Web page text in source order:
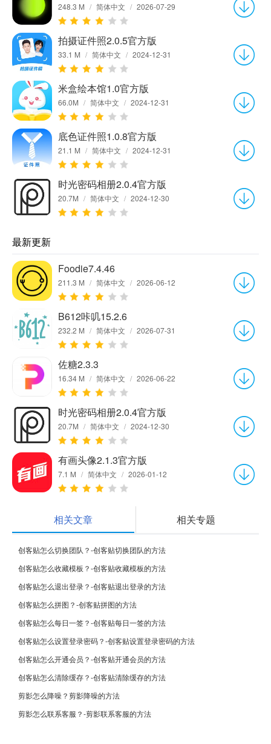
248.3 M / 简体中文 / 2026-07-29
拍摄证件照2.0.5官方版
33.1 M / 简体中文 / 2024-12-31
米盒绘本馆1.0官方版
66.0M / 简体中文 / 2024-12-31
底色证件照1.0.8官方版
21.1 M / 简体中文 / 2024-12-31
时光密码相册2.0.4官方版
20.7M / 简体中文 / 2024-12-30
最新更新
Foodie7.4.46
211.3 M / 简体中文 / 2026-06-12
B612咔叽15.2.6
232.2 M / 简体中文 / 2026-07-31
佐糖2.3.3
16.34 M / 简体中文 / 2026-06-22
时光密码相册2.0.4官方版
20.7M / 简体中文 / 2024-12-30
有画头像2.1.3官方版
7.1 M / 简体中文 / 2026-01-12
相关文章 相关专题
创客贴怎么切换团队？-创客贴切换团队的方法
创客贴怎么收藏模板？-创客贴收藏模板的方法
创客贴怎么退出登录？-创客贴退出登录的方法
创客贴怎么拼图？-创客贴拼图的方法
创客贴怎么每日一签？-创客贴每日一签的方法
创客贴怎么设置登录密码？-创客贴设置登录密码的方法
创客贴怎么开通会员？-创客贴开通会员的方法
创客贴怎么清除缓存？-创客贴清除缓存的方法
剪影怎么降噪？剪影降噪的方法
剪影怎么联系客服？-剪影联系客服的方法